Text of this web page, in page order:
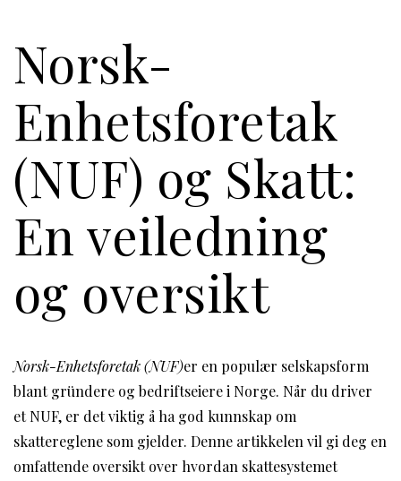
Norsk-
Enhetsforetak
(NUF) og Skatt:
En veiledning
og oversikt
Norsk-Enhetsforetak (NUF)er en populær selskapsform
blant gründere og bedriftseiere i Norge. Når du driver
et NUF, er det viktig å ha god kunnskap om
skattereglene som gjelder. Denne artikkelen vil gi deg en
omfattende oversikt over hvordan skattesystemet